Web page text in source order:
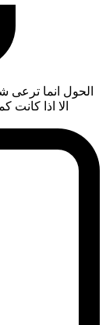
الحول انما ترعى
الا اذا كانت